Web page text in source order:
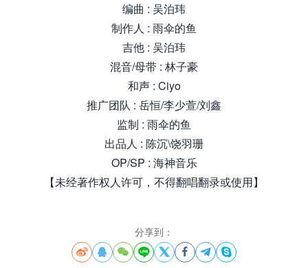
编曲 : 吴泊玮
制作人 : 雨伞的鱼
吉他 : 吴泊玮
混音/母带 : 林子豪
和声 : Ciyo
推广团队 : 岳恒/李少萱/刘鑫
监制 : 雨伞的鱼
出品人 : 陈沉\饶羽珊
OP/SP : 海神音乐
【未经著作权人许可，不得翻唱翻录或使用】
分享到：
       